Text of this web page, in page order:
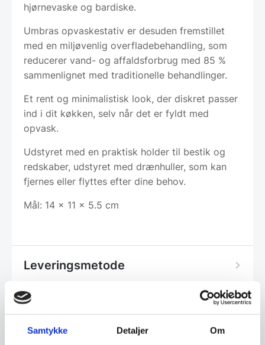
Samtykke Detaljer Om
hjørnevaske og bardiske.
Umbras opvaskestativ er desuden fremstillet
med en miljøvenlig overfladebehandling, som
reducerer vand- og affaldsforbrug med 85 %
sammenlignet med traditionelle behandlinger.
Et rent og minimalistisk look, der diskret passer
ind i dit køkken, selv når det er fyldt med
opvask.
Udstyret med en praktisk holder til bestik og
redskaber, udstyret med drænhuller, som kan
fjernes eller flyttes efter dine behov.
Mål: 14 x 11 x 5.5 cm
Leveringsmetode
Altid god kvalitet, se her hvorfor